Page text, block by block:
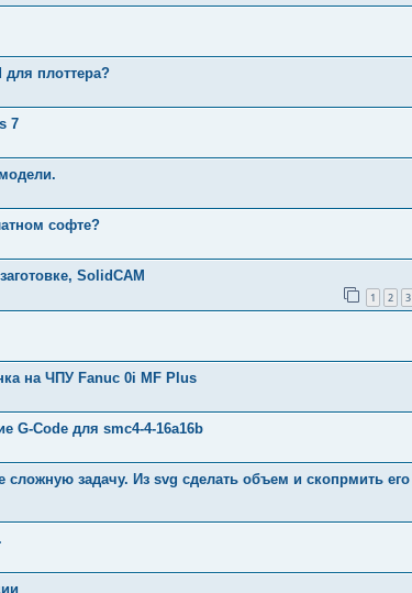
плоттера?
7
софте?
SolidCAM
1 2 3
на ЧПУ Fanuc 0i MF Plus
G-Code для smc4-4-16a16b
задачу. Из svg сделать объем и скопрмить его